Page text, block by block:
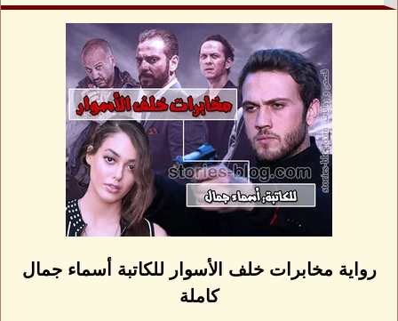
رواية مخابرات خلف الأسوار للكاتبة أسماء جمال
كاملة